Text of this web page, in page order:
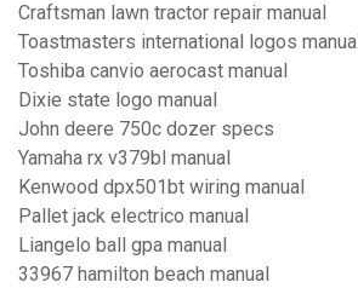
Craftsman lawn tractor repair manual
Toastmasters international logos manual
Toshiba canvio aerocast manual
Dixie state logo manual
John deere 750c dozer specs
Yamaha rx v379bl manual
Kenwood dpx501bt wiring manual
Pallet jack electrico manual
Liangelo ball gpa manual
33967 hamilton beach manual